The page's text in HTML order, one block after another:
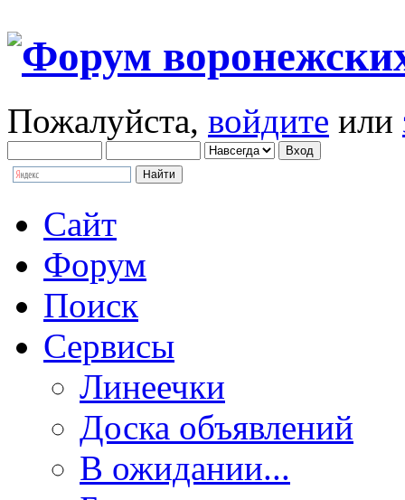
Пожалуйста, войдите или
Сайт
Форум
Поиск
Сервисы
Линеечки
Доска объявлений
В ожидании...